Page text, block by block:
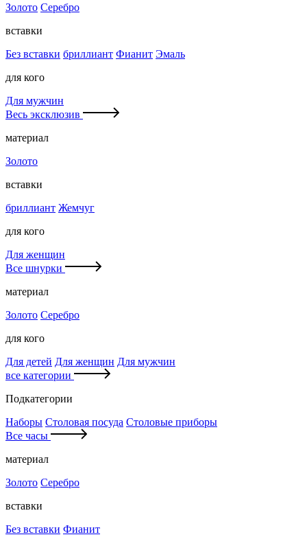
Золото Серебро
вставки
Без вставки бриллиант Фианит Эмаль
для кого
Для мужчин
Весь эксклюзив
материал
Золото
вставки
бриллиант Жемчуг
для кого
Для женщин
Все шнурки
материал
Золото Серебро
для кого
Для детей Для женщин Для мужчин
все категории
Подкатегории
Наборы Столовая посуда Столовые приборы
Все часы
материал
Золото Серебро
вставки
Без вставки Фианит